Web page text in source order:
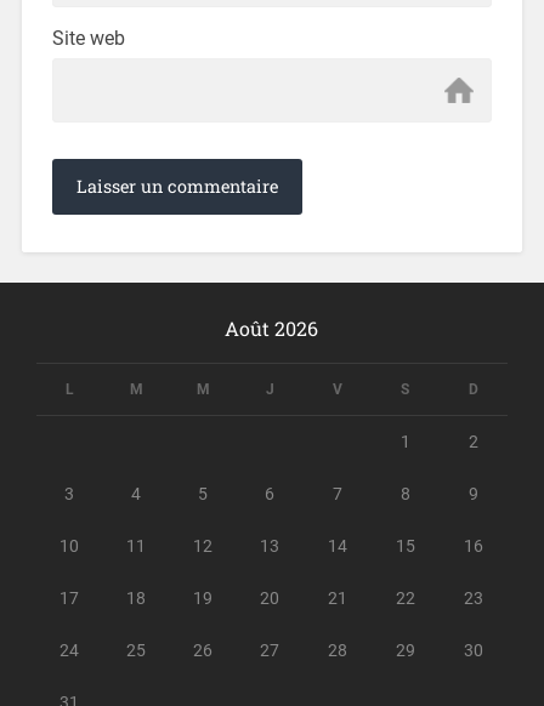
Site web
Août 2026
L M M J V S D
1 2
3 4 5 6 7 8 9
10 11 12 13 14 15 16
17 18 19 20 21 22 23
24 25 26 27 28 29 30
31